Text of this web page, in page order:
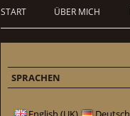
START ÜBER MICH
SPRACHEN